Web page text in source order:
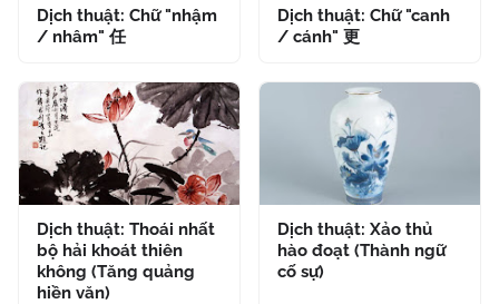
Dịch thuật: Chữ "nhậm
/ nhâm" 任
Dịch thuật: Chữ "canh
/ cánh" 更
Dịch thuật: Thoái nhất
bộ hải khoát thiên
không (Tăng quảng
hiền văn)
Dịch thuật: Xảo thủ
hào đoạt (Thành ngữ
cố sự)